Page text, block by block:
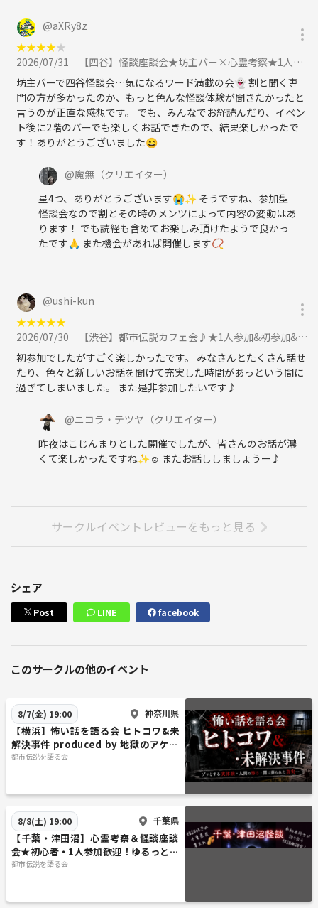
ＪＲ「新宿駅」新南口。徒歩３分
ＪＲ「代々木駅」北口、徒歩４分
代々木駅から286m
【地図（Googleマップ）】
https://g.co/kgs/YT5koCM
※参加人数が多い場合は場所が変更になる場合がございます。
【定員】12名程度
【参加費】1000円（現地支払い）+ご自身の飲み物代（アルコールやお
食事しながらもOKです！）
※別途つなゲート利用料500円が事前に発生します。
盛り上がるので延長の可能性有り♪
※ご飲食代は各自で別途お支払いください。
※領収書をご希望の方は事前にお伝え下さい。
～注意事項～
※参加人数が多い場合、先着順になりますので予めご了承下さい。
※キャンセルまたは遅れて参加の際は必ずご連絡をお願い致します。
※ネットワークビジネスや宗教の強引な勧誘、営業、その他迷惑行為は
※他のお客様のご迷惑になると判断した場合、ご退室＆今後の参加をご
遠慮いただく場合がございます。
※ご予約人数、男女比率等はお答えできませんのでご了承ください。
※他人の意見についての否定・批判はお辞め下さい。
【考察予定テーマ】
バロン、遺伝子組換え作物とモンサント社、LEDライトの危険性、電子
レンジについての考察、ワクチンと予防接種、砂糖と人工甘味料、マー
ガリンと油、ユダヤ金融と銀行の仕組み、ファブリーズ、経皮毒、食品
ー、化粧品、神聖幾何学、WHOと国境なき医師団、ケムトレイル（消
えない飛行機雲）、味○素、ビタミンC、放射能と放射性物質、ポケモ
J、水道民営化、並行世界（パラレルワールド）、情報栄養学、ソマチ
ッド、火星、ウォシュレットの危険性、特定保健用食品、ダイヤモン
ド、野菜ジュース、教科書に載らない歴史、シード・アンドカンパニ
ー、株式会社ムサシ、ファティマ第三の予言、ジョージアガイドストー
ン、マグナBSP、ロズウェル事件、ネアンデルタール人、黒魔術、DAR
PA、ロンギヌスの槍、プルスウルトラ、ニコラテスラ、八咫烏、バイオ
スフィア、ワープ技術、量子エンタンゲルメント、ダークマター・ダー
クエネルギー、タイムトラベル、数秘術、カタカムナ、超能力研究企
業、プロビデンスの目、大型ハドロン型衝突加速器、ダークウェブ、超
能力で味が変わる店、ガイア理論、宇宙エレベーター&スカイフック、
エシュロンとxkeyscore、タキオン通信、アルクビエレ・ドライブ、バ
イオセントリズム、般若心経と宇宙、地球意識プロジェクト、乱数発生
志、易経、アジェンダ21、ヴォイニッチ手稿、ギガス写本、369の秘
@aXRy8z
★★★★★
2026/07/31
【四谷】怪談座談会★坊主バー×心霊考察★1人参加&初心者歓迎!怪談好き同士の楽しいご縁を♪に参加
坊主バーで四谷怪談会…気になるワード満載の会👻 割と聞く専
門の方が多かったのか、もっと色んな怪談体験が聞きたかったと
言うのが正直な感想です。 でも、みんなでお経読んだり、イベン
ト後に2階のバーでも楽しくお話できたので、結果楽しかったで
す！ありがとうございました😄
@魔無 （クリエイター）
星4つ、ありがとうございます😭✨ そうですね、参加型
怪談会なので割とその時のメンツによって内容の変動はあ
ります！ でも読経も含めてお楽しみ頂けたようで良かっ
たです🙏 また機会があれば開催します📿
@ushi-kun
★★★★★
2026/07/30
【渋谷】都市伝説カフェ会♪★1人参加&初参加&途中参加大歓迎★仕事帰りに楽しいご縁を♪毎回満員御礼★出会い★交流会に参加
初参加でしたがすごく楽しかったです。 みなさんとたくさん話せ
たり、色々と新しいお話を聞けて充実した時間があっという間に
過ぎてしまいました。 また是非参加したいです♪
@ニコラ・テツヤ （クリエイター）
昨夜はこじんまりとした開催でしたが、皆さんのお話が濃
くて楽しかったですね✨☺️ またお話ししましょうー♪
サークルイベントレビューをもっと見る
シェア
Post LINE facebook
このサークルの他のイベント
8/7(金) 19:00 神奈川県
【横浜】怖い話を語る会 ヒトコワ&未
解決事件 produced by 地獄のアケミ
倶楽部
都市伝説を語る会
8/8(土) 19:00 千葉県
【千葉・津田沼】心霊考察＆怪談座談
会★初心者・1人参加歓迎！ゆるっと不
思議を語る夏の夜♪
都市伝説を語る会